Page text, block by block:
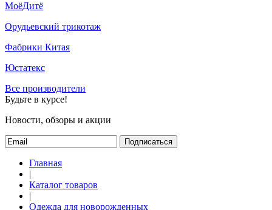
МоёДитё
Орудьевский трикотаж
Фабрики Китая
Юстатекс
Все производители
Будьте в курсе!
Новости, обзоры и акции
Подписаться
Главная
|
Каталог товаров
|
Одежда для новорожденных